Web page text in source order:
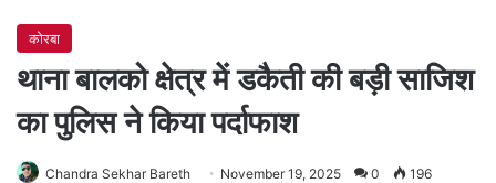
कोरबा
थाना बालको क्षेत्र में डकैती की बड़ी साजिश
का पुलिस ने किया पर्दाफाश
Chandra Sekhar Bareth November 19, 2025 0 196